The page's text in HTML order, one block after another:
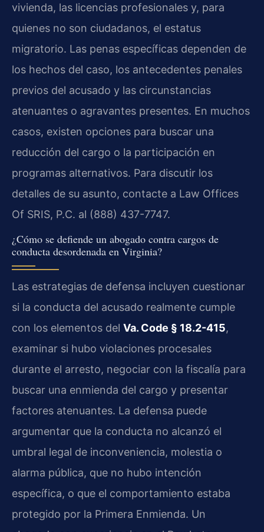
vivienda, las licencias profesionales y, para
quienes no son ciudadanos, el estatus
migratorio. Las penas específicas dependen de
los hechos del caso, los antecedentes penales
previos del acusado y las circunstancias
atenuantes o agravantes presentes. En muchos
casos, existen opciones para buscar una
reducción del cargo o la participación en
programas alternativos. Para discutir los
detalles de su asunto, contacte a Law Offices
Of SRIS, P.C. al (888) 437-7747.
¿Cómo se defiende un abogado contra cargos de
conducta desordenada en Virginia?
Las estrategias de defensa incluyen cuestionar
si la conducta del acusado realmente cumple
con los elementos del Va. Code § 18.2-415,
examinar si hubo violaciones procesales
durante el arresto, negociar con la fiscalía para
buscar una enmienda del cargo y presentar
factores atenuantes. La defensa puede
argumentar que la conducta no alcanzó el
umbral legal de inconveniencia, molestia o
alarma pública, que no hubo intención
específica, o que el comportamiento estaba
protegido por la Primera Enmienda. Un